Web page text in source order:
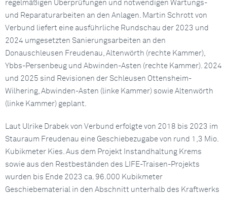
regelmäßigen Überprüfungen und notwendigen Wartungs-
und Reparaturarbeiten an den Anlagen. Martin Schrott von
Verbund liefert eine ausführliche Rundschau der 2023 und
2024 umgesetzten Sanierungsarbeiten an den
Donauschleusen Freudenau, Altenwörth (rechte Kammer),
Ybbs-Persenbeug und Abwinden-Asten (rechte Kammer). 2024
und 2025 sind Revisionen der Schleusen Ottensheim-
Wilhering, Abwinden-Asten (linke Kammer) sowie Altenwörth
(linke Kammer) geplant.
Laut Ulrike Drabek von Verbund erfolgte von 2018 bis 2023 im
Stauraum Freudenau eine Geschiebezugabe von rund 1,3 Mio.
Kubikmeter Kies. Aus dem Projekt Instandhaltung Krems
sowie aus den Restbeständen des LIFE-Traisen-Projekts
wurden bis Ende 2023 ca. 96.000 Kubikmeter
Geschiebematerial in den Abschnitt unterhalb des Kraftwerks